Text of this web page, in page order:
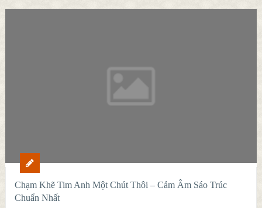
Chạm Khẽ Tim Anh Một Chút Thôi – Cảm Âm Sáo Trúc
Chuẩn Nhất